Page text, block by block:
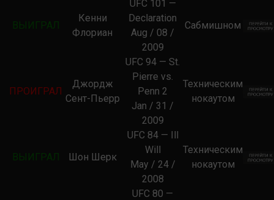
ВЫИГРАЛ
Кенни
Флориан
UFC 101 —
Declaration
Aug / 08 /
2009
Сабмишном
ПРОИГРАЛ
Джордж
Сент-Пьерр
UFC 94 — St.
Pierre vs.
Penn 2
Jan / 31 /
2009
Техническим
нокаутом
ВЫИГРАЛ Шон Шерк
UFC 84 — Ill
Will
May / 24 /
2008
Техническим
нокаутом
UFC 80 —